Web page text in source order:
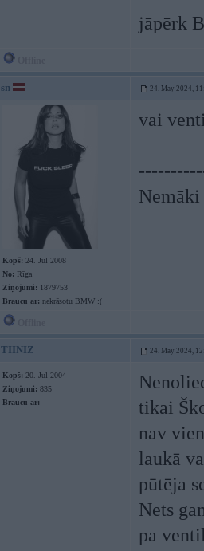
jāpērk
sn 24. May 2024,
Kopš: 24. Jul 2008
No: Rīga
Ziņojumi: 1879753
Braucu ar: nekrāsotu BMW :(
vai
TIINIZ 24. May 2024,
Kopš: 20. Jul 2004
Ziņojumi: 835
Braucu ar:
tikai
nav
laukā
pūtēja
Nets
pa